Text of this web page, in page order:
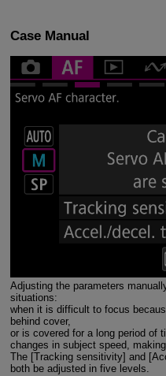
Case Manual
Adjusting the parameters
situations:
when it is difficult to focus
behind cover,
or is covered for a long period of
changes in subject speed,
The [Tracking sensitivity] and
both be adjusted in five levels.